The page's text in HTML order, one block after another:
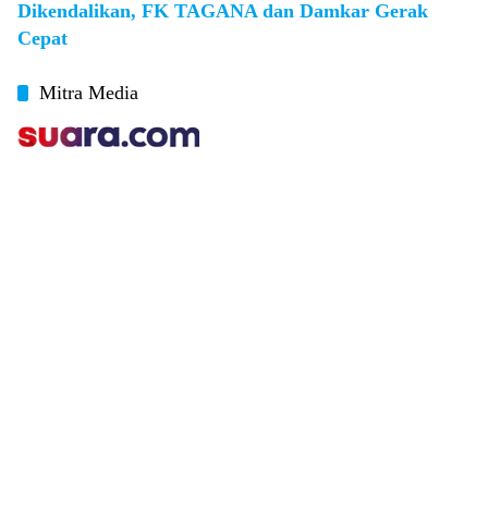
Dikendalikan, FK TAGANA dan Damkar Gerak
Cepat
Mitra Media